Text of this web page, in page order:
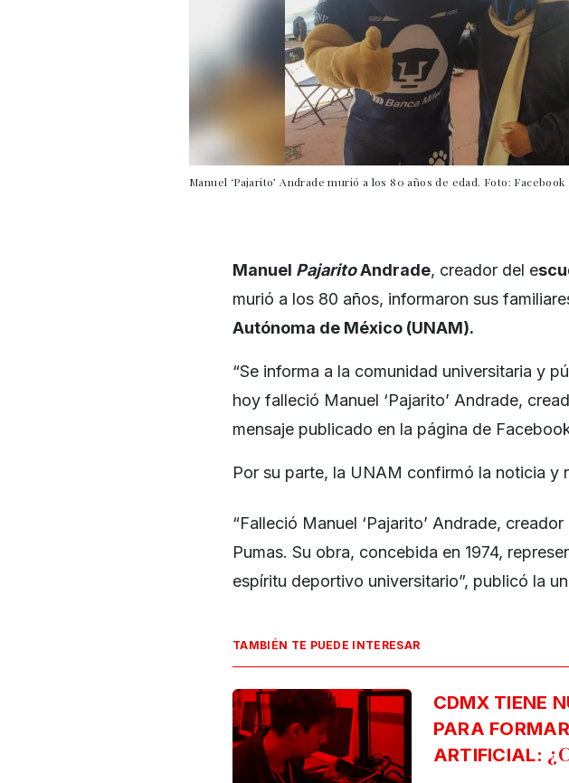
Manuel ‘Pajarito’ Andrade murió a los 80 años de edad. Foto:
Manuel PajaritoAndrade, creador del e
murió a los 80 años, informaron sus
Autónoma de México (UNAM).
“Se informa a la comunidad universitaria y
hoy falleció Manuel ‘Pajarito’ Andrade,
mensaje publicado en la página de
Por su parte, la UNAM confirmó la noticia y
“Falleció Manuel ‘Pajarito’ Andrade,
Pumas. Su obra, concebida en 1974,
espíritu deportivo universitario”, publicó la
TAMBIÉN TE PUEDE INTERESAR
CDMX TIENE
PARA
ARTIFICIAL: